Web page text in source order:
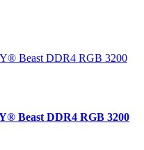
Beast DDR4 RGB 3200